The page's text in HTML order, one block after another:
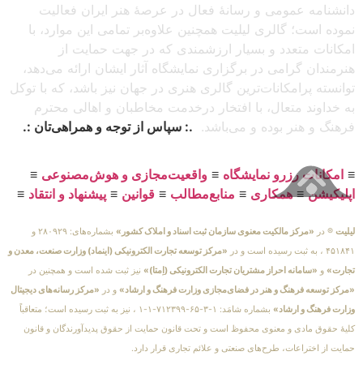
دانشنامه عمومی و رسانهٔ فعال در عرصهٔ هنر ایران فعالیت
نموده است؛ گالری لیلیت همچنین علاوه‌بر تمامی این موارد، با
امکانات متعدد و بسیار ارزشمندی که در جهت حمایت از
هنرمندان گرامی در برگزاری نمایشگاه آثار ایشان ارائه می‌دهد،
توانسته پرامکانات‌ترین گالری هنری در جهان نیز باشد، که با توکل
به خداوند متعال، با افتخار درخدمت مخاطبان و اهالی محترم
فرهنگ و هنر بوده و می‌باشد. .: سپاس از توجه و همراهی‌تان :.
≡ امکانات رزرو نمایشگاه ≡ واقعیت‌مجازی و هوش‌مصنوعی ≡
اپلیکیشن≡همکاری ≡ منابع‌مطالب ≡ قوانین ≡ پیشنهاد و انتقاد ≡
لیلیت ® در «مرکز مالکیت معنوی سازمان ثبت اسناد و املاک کشور»
بشماره‌های: ۲۸۰۹۲۹ و
۴۵۱۸۴۱ ، به ثبت رسیده است و در
«مرکز توسعه تجارت الکترونیکی (اینماد) وزارت صنعت، معدن و
تجارت» و «سامانه احراز مشتریان تجارت الکترونیکی (اِمتا)» نیز ثبت شده است و همچنین در
«مرکز توسعه فرهنگ و هنر در فضای‌مجازی وزارت فرهنگ و ارشاد» و در «مرکز رسانه‌های دیجیتال
وزارت فرهنگ و ارشاد»
بشماره شامَد: ۱-۳-۶۵-۷۱۲۳۹۹-۱-۱ ، نیز به ثبت رسیده است؛ متعاقباً
کلیهٔ حقوق مادی و معنوی محفوظ است و تحت قانون حمایت از حقوق پدیدآورندگان و قانون
حمایت از اختراعات، طرح‌های صنعتی و علائم تجاری قرار دارد.